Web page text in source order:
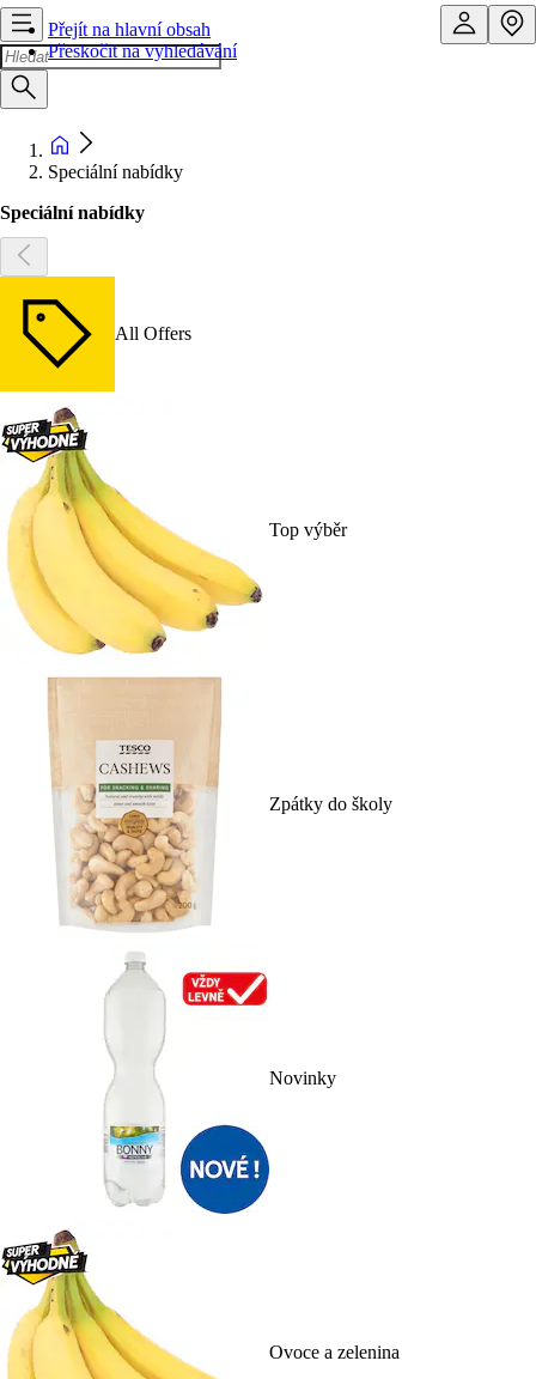
Přejít na hlavní obsah
Přeskočit na vyhledávání
Speciální nabídky
Speciální nabídky
All Offers
Top výběr
Zpátky do školy
Novinky
Ovoce a zelenina